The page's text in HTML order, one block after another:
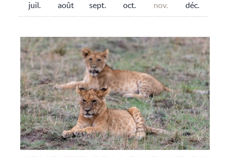
juil.
août sept. oct. nov. déc.